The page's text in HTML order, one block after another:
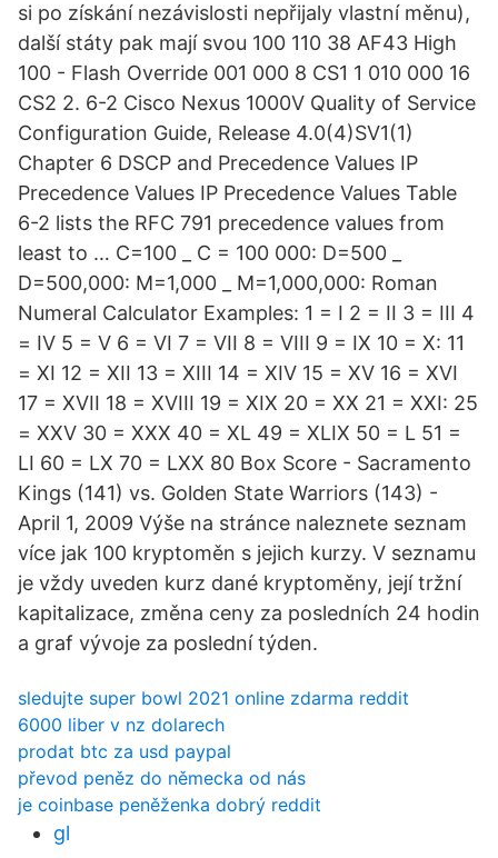
si po získání nezávislosti nepřijaly vlastní měnu),
další státy pak mají svou 100 110 38 AF43 High
100 - Flash Override 001 000 8 CS1 1 010 000 16
CS2 2. 6-2 Cisco Nexus 1000V Quality of Service
Configuration Guide, Release 4.0(4)SV1(1)
Chapter 6 DSCP and Precedence Values IP
Precedence Values IP Precedence Values Table
6-2 lists the RFC 791 precedence values from
least to … C=100 _ C = 100 000: D=500 _
D=500,000: M=1,000 _ M=1,000,000: Roman
Numeral Calculator Examples: 1 = I 2 = II 3 = III 4
= IV 5 = V 6 = VI 7 = VII 8 = VIII 9 = IX 10 = X: 11
= XI 12 = XII 13 = XIII 14 = XIV 15 = XV 16 = XVI
17 = XVII 18 = XVIII 19 = XIX 20 = XX 21 = XXI: 25
= XXV 30 = XXX 40 = XL 49 = XLIX 50 = L 51 =
LI 60 = LX 70 = LXX 80 Box Score - Sacramento
Kings (141) vs. Golden State Warriors (143) -
April 1, 2009 Výše na stránce naleznete seznam
více jak 100 kryptoměn s jejich kurzy. V seznamu
je vždy uveden kurz dané kryptoměny, její tržní
kapitalizace, změna ceny za posledních 24 hodin
a graf vývoje za poslední týden.
sledujte super bowl 2021 online zdarma reddit
6000 liber v nz dolarech
prodat btc za usd paypal
převod peněz do německa od nás
je coinbase peněženka dobrý reddit
gl